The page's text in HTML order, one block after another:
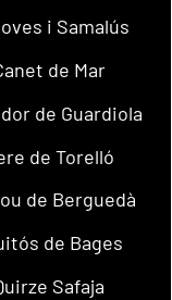
i Samalús
de Mar
de Guardiola
de Torelló
de Berguedà
de Bages
Safaja